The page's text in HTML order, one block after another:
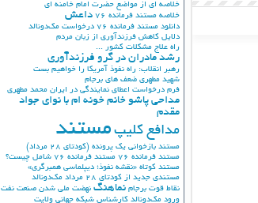
خلاصه ای از مواضع حضرت امام خامنه ای
خلاصه مستند فرمانده 76
داعش
دانلود مستند فرمانده 76
درخواست مک‌دونالد
دلایل کاهش فرزندآوری از زبان مردم
راه علاج مشکلات کشور ...
رشد مادران در گرو فرزندآوری
رهبر انقلاب: راه نفوذ آمریکا را خواهیم بست
شهید مطهری ضعف های برجام
فرم درخواست اعطای نمایندگی در ایران محمد مطهری
مداحی پاشو خانم خونه ام با نوای جواد
مقدم
مدافع کلیپ مستند
مستند بازخوانی یک پرونده (کودتای 28 مرداد)
مستند فرمانده 76
مستند فرمانده 76 شامل چیست؟
مستند کوتاه «نقشه نفوذ؛ دیپلماسی همبرگری»
مستندی جدید از کودتای 28 مرداد
مک‌دونالد
نقاط قوت برجام نماهنگ نهضت ملي شدن صنعت نفت
ورود مک‌دونالد کارشناس شبکه جهانی ولایت